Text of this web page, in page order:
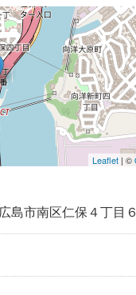
Leaflet | ©
島市南区仁保４丁目